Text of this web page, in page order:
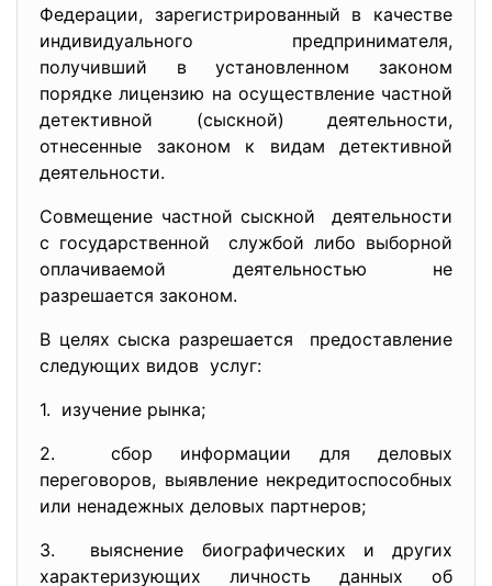
Федерации, зарегистрированный в качестве
индивидуального предпринимателя,
получивший в установленном законом
порядке лицензию на осуществление частной
детективной (сыскной) деятельности,
отнесенные законом к видам детективной
деятельности.
Совмещение частной сыскной деятельности
с государственной службой либо выборной
оплачиваемой деятельностью не
разрешается законом.
В целях сыска разрешается предоставление
следующих видов услуг:
1. изучение рынка;
2. сбор информации для деловых
переговоров, выявление некредитоспособных
или ненадежных деловых партнеров;
3. выяснение биографических и других
характеризующих личность данных об